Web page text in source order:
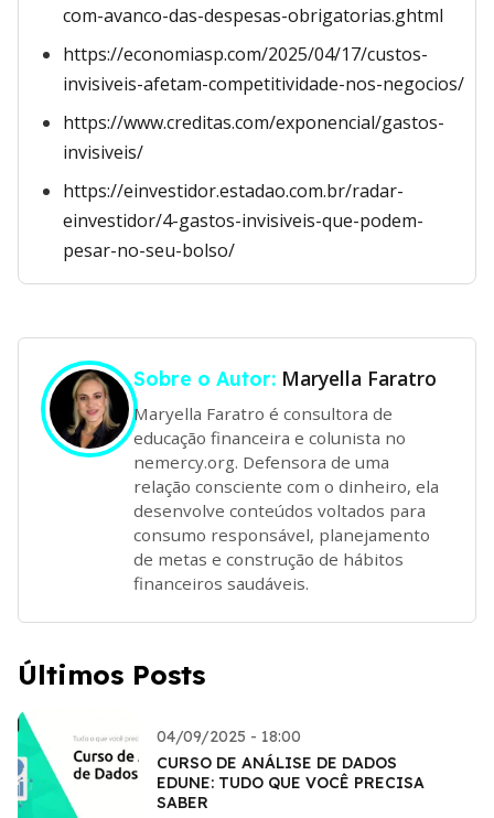
com-avanco-das-despesas-obrigatorias.ghtml
https://economiasp.com/2025/04/17/custos-
invisiveis-afetam-competitividade-nos-negocios/
https://www.creditas.com/exponencial/gastos-
invisiveis/
https://einvestidor.estadao.com.br/radar-
einvestidor/4-gastos-invisiveis-que-podem-
pesar-no-seu-bolso/
Sobre o Autor: Maryella Faratro
Maryella Faratro é consultora de
educação financeira e colunista no
nemercy.org. Defensora de uma
relação consciente com o dinheiro, ela
desenvolve conteúdos voltados para
consumo responsável, planejamento
de metas e construção de hábitos
financeiros saudáveis.
Últimos Posts
04/09/2025 - 18:00
CURSO DE ANÁLISE DE DADOS
EDUNE: TUDO QUE VOCÊ PRECISA
SABER